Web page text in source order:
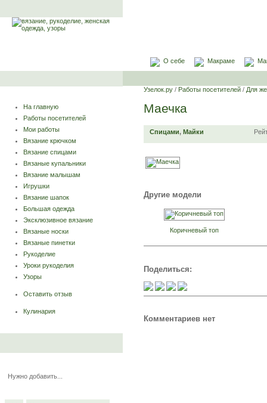
О себе Макраме
На главную
Работы посетителей
Мои работы
Вязание крючком
Вязание спицами
Вязаные купальники
Вязание малышам
Игрушки
Вязание шапок
Большая одежда
Эксклюзивное вязание
Вязаные носки
Вязаные пинетки
Рукоделие
Уроки рукоделия
Узоры
Оставить отзыв
Кулинария
Нужно добавить...
Узелок.ру / Работы посетителей / Для
Маечка
Спицами, Майки
Другие модели
Коричневый топ
Поделиться:
Комментариев нет